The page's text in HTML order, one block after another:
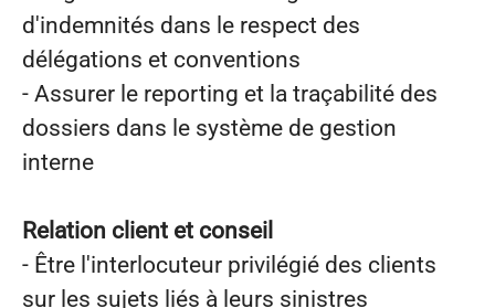
d'indemnités dans le respect des
délégations et conventions
- Assurer le reporting et la traçabilité des
dossiers dans le système de gestion
interne
Relation client et conseil
- Être l'interlocuteur privilégié des clients
sur les sujets liés à leurs sinistres